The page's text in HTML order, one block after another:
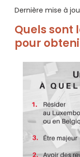
Dernière mise à
Quels sont
pour